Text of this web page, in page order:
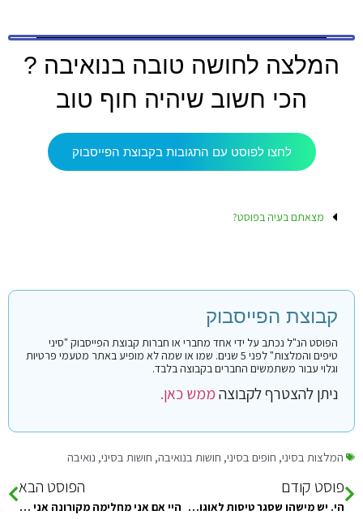
המלצה לחושה טובה בנואיבה ?
הכי חשוב שיהיה חוף טוב
לחצו לפוסט עם התגובות בקבוצת הפייסבוק
מצאתם בעיה בפוסט?
קבוצת הפייסבוק
הפוסט הנ"ל נכתב על ידי אחד מחברי או חברות קבוצת הפייסבוק "סיני
טיפים והמלצות" לפני 5 שנים. שמו או שמה לא מופיע באתר מטעמי פרטיות
וגלוי עבור משתמשים החברים בקבוצה בלבד.
ניתן להצטרף לקבוצהממש כאן.
המלצות בסיני, חופים בסיני, חושות בנואיבה, חושות בסיני, נואיבה
פוסט קודם
הי. יש מישהו שסגר טיסות לאוגוסט ואם כן מה טווח המחירים? ממה שאני רואה כרגע המחיר הזוי!!
הפוסט הבא
היי אם אני מחלימה מקורונה אני צריכה בידוד ? שם או בארץ?